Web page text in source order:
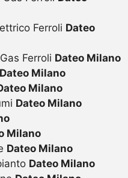
Ferroli Dateo
Ferroli Dateo Milano
Dateo Milano
Milano
Dateo Milano
Milano
Dateo Milano
Dateo Milano